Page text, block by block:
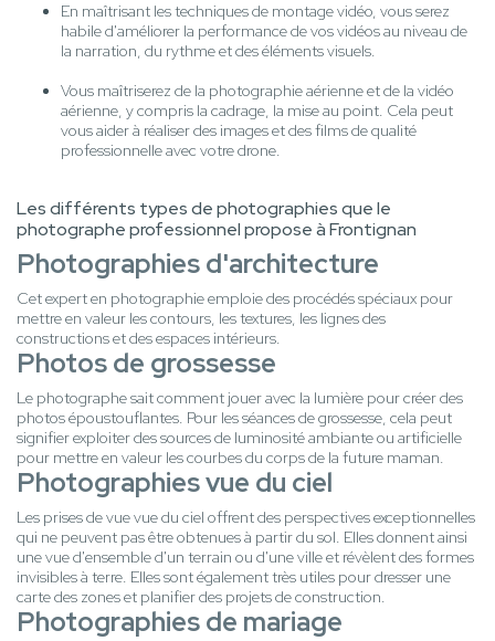
En maîtrisant les techniques de montage vidéo, vous serez
habile d'améliorer la performance de vos vidéos au niveau de
la narration, du rythme et des éléments visuels.
Vous maîtriserez de la photographie aérienne et de la vidéo
aérienne, y compris la cadrage, la mise au point. Cela peut
vous aider à réaliser des images et des films de qualité
professionnelle avec votre drone.
Les différents types de photographies que le
photographe professionnel propose à Frontignan
Photographies d'architecture
Cet expert en photographie emploie des procédés spéciaux pour
mettre en valeur les contours, les textures, les lignes des
constructions et des espaces intérieurs.
Photos de grossesse
Le photographe sait comment jouer avec la lumière pour créer des
photos époustouflantes. Pour les séances de grossesse, cela peut
signifier exploiter des sources de luminosité ambiante ou artificielle
pour mettre en valeur les courbes du corps de la future maman.
Photographies vue du ciel
Les prises de vue vue du ciel offrent des perspectives exceptionnelles
qui ne peuvent pas être obtenues à partir du sol. Elles donnent ainsi
une vue d'ensemble d'un terrain ou d'une ville et révèlent des formes
invisibles à terre. Elles sont également très utiles pour dresser une
carte des zones et planifier des projets de construction.
Photographies de mariage